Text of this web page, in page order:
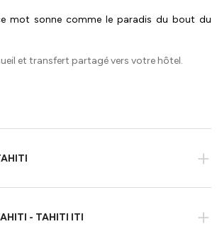
mot sonne comme le paradis du bout du
et transfert partagé vers votre hôtel.
+
- TAHITI ITI +